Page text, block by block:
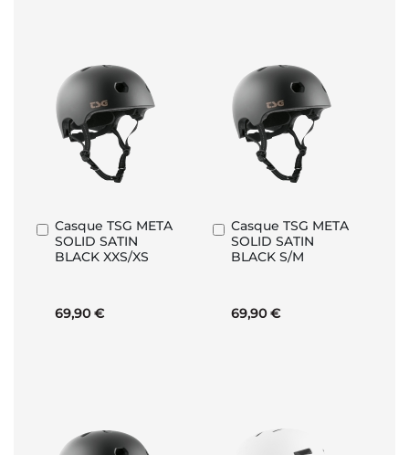
Casque TSG META
SOLID SATIN
BLACK XXS/XS
69,90 €
Ajouter
au
panier
Casque TSG META
SOLID SATIN
BLACK S/M
69,90 €
Ajouter
au
panier